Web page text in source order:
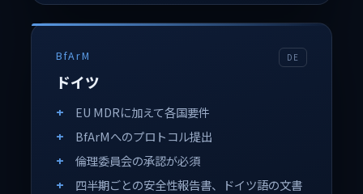
DE
BfArM
ドイツ
EU MDRに加えて各国要件
BfArMへのプロトコル提出
倫理委員会の承認が必須
四半期ごとの安全性報告書、ドイツ語の文書